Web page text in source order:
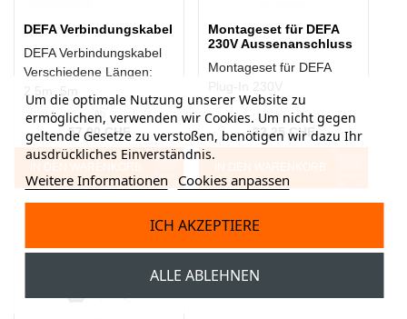
DEFA Verbindungskabel
DEFA Verbindungskabel
Verschiedene Längen:
Ab
57,00 CHF
Montageset für DEFA
230V Aussenanschluss
Montageset für DEFA
32,25 CHF
Um die optimale Nutzung unserer Website zu
ermöglichen, verwenden wir Cookies. Um nicht gegen
geltende Gesetze zu verstoßen, benötigen wir dazu Ihr
ausdrückliches Einverständnis.
Weitere Informationen Cookies anpassen
ALLE ABLEHNEN
ICH AKZEPTIERE